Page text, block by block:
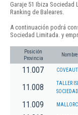
Garaje 51 Ibiza Sociedad
Ranking de Baleares.
A continuación podrá
Sociedad Limitada. y
Posición
Provincia
11.007
11.008
TALLER
11.009